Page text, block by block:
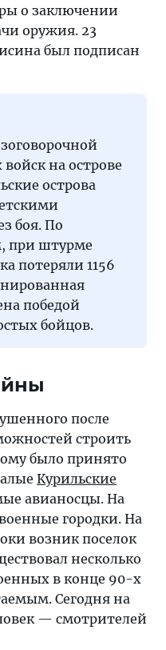
о заключении
оружия. 23
был подписан
на острове
острова
боя. По
при штурме
потеряли 1156
победой
бойцов.
после
строить
было принято
Курильские
авианосцы. На
городки. На
возник поселок
несколько
в конце 90-х
Сегодня на
— смотрителей